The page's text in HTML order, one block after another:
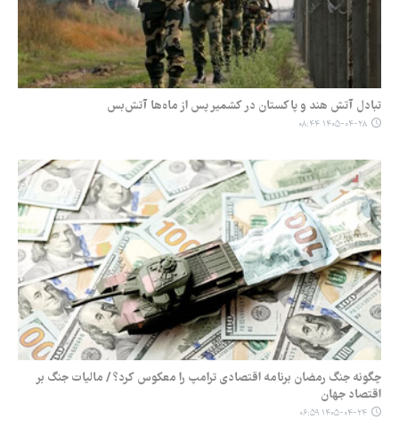
تبادل آتش هند و پاکستان در کشمیر پس از ماه‌ها آتش‌بس
۱۴۰۵-۰۴-۲۸ ۰۸:۴۴
چگونه جنگ رمضان برنامه اقتصادی ترامپ را معکوس کرد؟ / مالیات جنگ بر
اقتصاد جهان
۱۴۰۵-۰۴-۲۴ ۰۶:۵۹